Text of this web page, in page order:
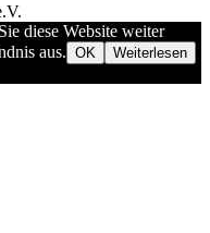
diese Website weiter
aus. OK Weiterlesen